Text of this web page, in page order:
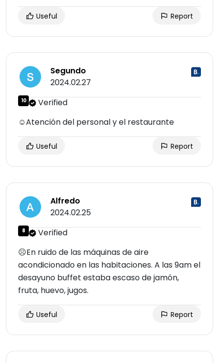
Useful Report
Segundo
2024.02.27
10
Verified
☺Atención del personal y el restaurante
Useful Report
Alfredo
2024.02.25
8
Verified
☹En ruido de las máquinas de aire
acondicionado en las habitaciones. A las 9am el
desayuno buffet estaba escaso de jamón,
fruta, huevo, jugos.
Useful Report